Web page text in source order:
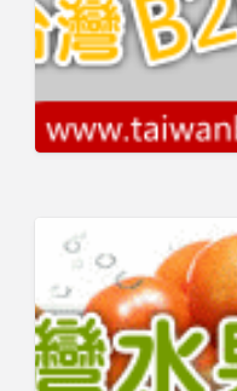
網
推
taiwanb2b
,
業
廣
告
果
園
精